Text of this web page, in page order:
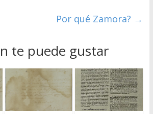
Por qué Zamora? →
te puede gustar